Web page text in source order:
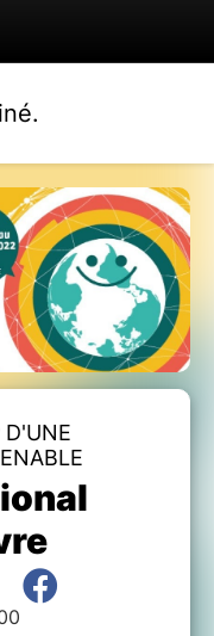
D'UNE